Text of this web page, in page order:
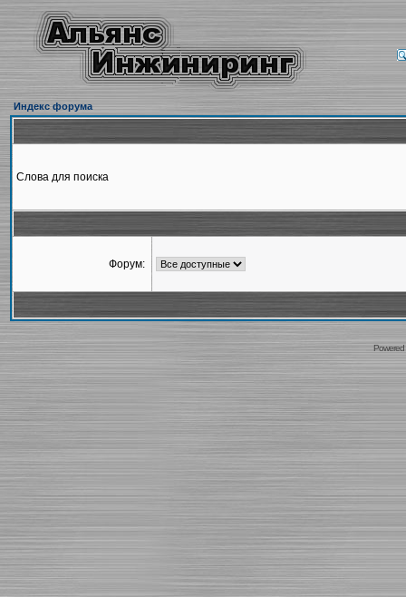
Индекс форума
Слова для поиска
Форум: